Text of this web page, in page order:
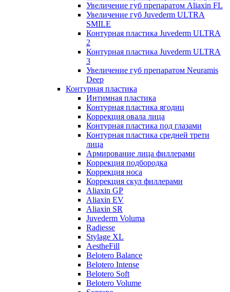
Увеличение губ препаратом Aliaxin FL
Увеличение губ Juvederm ULTRA
SMILE
Контурная пластика Juvederm ULTRA
2
Контурная пластика Juvederm ULTRA
3
Увеличение губ препаратом Neuramis
Deep
Контурная пластика
Интимная пластика
Контурная пластика ягодиц
Коррекция овала лица
Контурная пластика под глазами
Контурная пластика средней трети
лица
Армирование лица филлерами
Коррекция подбородка
Коррекция носа
Коррекция скул филлерами
Aliaxin GP
Aliaxin EV
Aliaxin SR
Juvederm Voluma
Radiesse
Stylage XL
AestheFill
Belotero Balance
Belotero Intense
Belotero Soft
Belotero Volume